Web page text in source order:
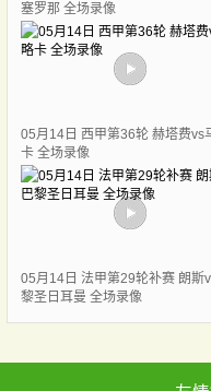
塞罗那 全场录像
05月14日 西甲第36轮 赫塔费vs
卡 全场录像
05月14日 法甲第29轮补赛 朗斯
黎圣日耳曼 全场录像